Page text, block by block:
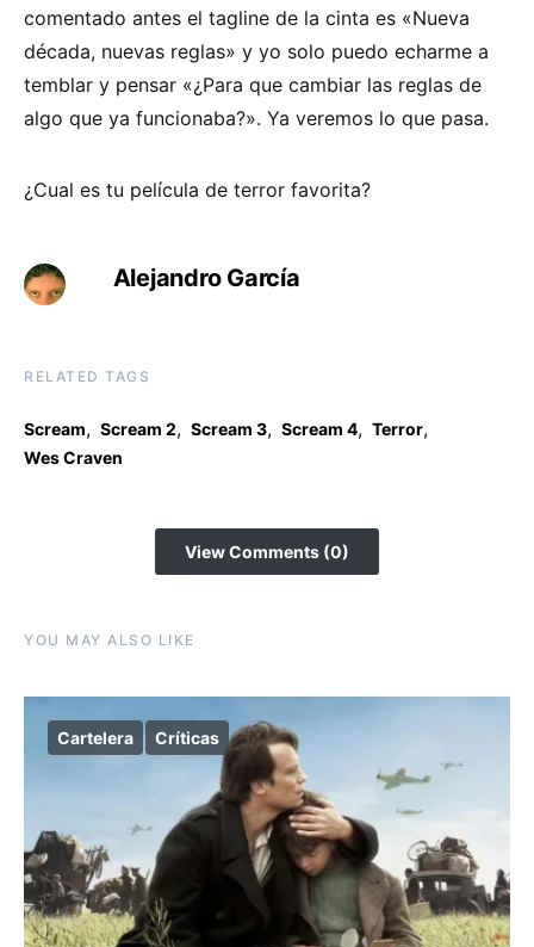
comentado antes el tagline de la cinta es «Nueva
década, nuevas reglas» y yo solo puedo echarme a
temblar y pensar «¿Para que cambiar las reglas de
algo que ya funcionaba?». Ya veremos lo que pasa.
¿Cual es tu película de terror favorita?
Alejandro García
RELATED TAGS
Scream, Scream 2, Scream 3, Scream 4, Terror,
Wes Craven
View Comments (0)
YOU MAY ALSO LIKE
Cartelera Críticas